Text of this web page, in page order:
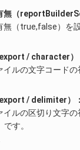
無（
無（true,false）を
/ character）
ルの文字コード
/ delimiter）
ルの区切り文字
す。